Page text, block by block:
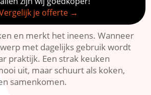
je offerte →
en merkt het ineens.​ Wanneer
met dagelijks gebruik wordt
praktijk.​ Een strak keuken
uit, maar schuurt als koken,
samenkomen.​